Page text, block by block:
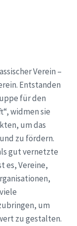
Verein –
Entstanden
für den
widmen sie
um das
zu fördern.
gut vernetzte
es, Vereine,
um
zu gestalten.